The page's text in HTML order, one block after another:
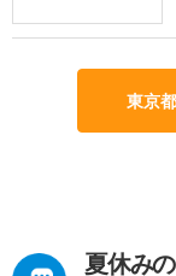
東京
夏休み